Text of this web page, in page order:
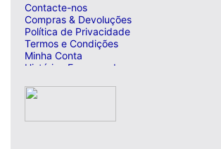
Contacte-nos
Compras & Devoluções
Política de Privacidade
Termos e Condições
Minha Conta
Histórico Encomendas